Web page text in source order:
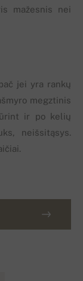
mažesnis nei
jei yra rankų
megztinis
ir po kelių
neišsitąsys.